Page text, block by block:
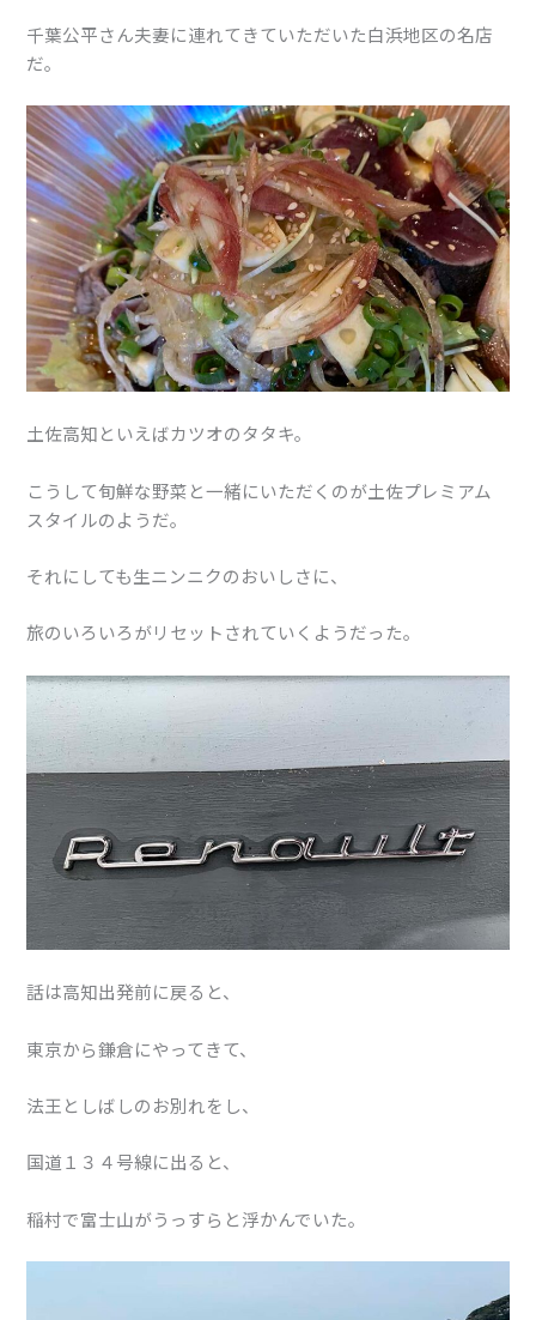
千葉公平さん夫妻に連れてきていただいた白浜地区の名店
だ。
土佐高知といえばカツオのタタキ。
こうして旬鮮な野菜と一緒にいただくのが土佐プレミアム
スタイルのようだ。
それにしても生ニンニクのおいしさに、
旅のいろいろがリセットされていくようだった。
話は高知出発前に戻ると、
東京から鎌倉にやってきて、
法王としばしのお別れをし、
国道１３４号線に出ると、
稲村で富士山がうっすらと浮かんでいた。